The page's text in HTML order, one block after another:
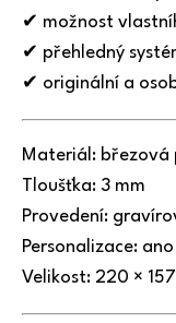
✔ možnost
✔ přehledný
✔ originální a
Materiál: březová
Tloušťka: 3 mm
Provedení:
Personalizace:
Velikost: 220 ×